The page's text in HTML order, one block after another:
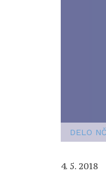
DELO
4. 5. 2018